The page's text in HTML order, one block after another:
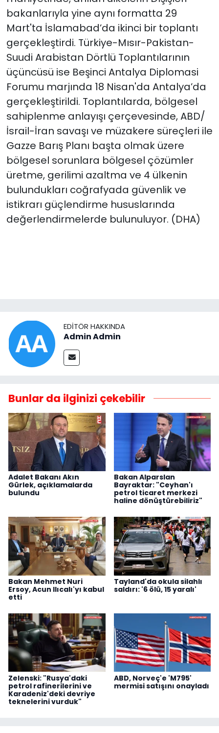
bakanlarıyla yine aynı formatta 29
Mart'ta İslamabad’da ikinci bir toplantı
gerçekleştirdi. Türkiye-Mısır-Pakistan-
Suudi Arabistan Dörtlü Toplantılarının
üçüncüsü ise Beşinci Antalya Diplomasi
Forumu marjında 18 Nisan'da Antalya’da
gerçekleştirildi. Toplantılarda, bölgesel
sahiplenme anlayışı çerçevesinde, ABD/
İsrail-İran savaşı ve müzakere süreçleri ile
Gazze Barış Planı başta olmak üzere
bölgesel sorunlara bölgesel çözümler
üretme, gerilimi azaltma ve 4 ülkenin
bulundukları coğrafyada güvenlik ve
istikrarı güçlendirme hususlarında
değerlendirmelerde bulunuluyor. (DHA)
EDITÖR HAKKINDA
Admin Admin
Bunlar da ilginizi çekebilir
Adalet Bakanı Akın
Gürlek, açıklamalarda
bulundu
Bakan Alparslan
Bayraktar: "Ceyhan'ı
petrol ticaret merkezi
haline dönüştürebiliriz"
Bakan Mehmet Nuri
Ersoy, Acun Ilıcalı'yı kabul
etti
Tayland'da okula silahlı
saldırı: '6 ölü, 15 yaralı'
Zelenski: "Rusya'daki
petrol rafinerilerini ve
Karadeniz'deki devriye
teknelerini vurduk"
ABD, Norveç'e 'M795'
mermisi satışını onayladı